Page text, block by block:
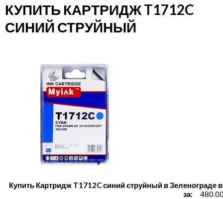
КУПИТЬ КАРТРИДЖ T1712C
СИНИЙ СТРУЙНЫЙ
Купить Картридж T1712C синий струйный в Зеленограде
за: